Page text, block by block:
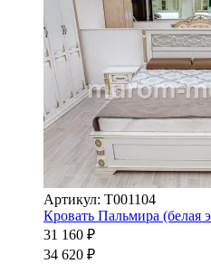
Артикул: Т001104
Кровать Пальмира (белая
31 160 ₽
34 620 ₽